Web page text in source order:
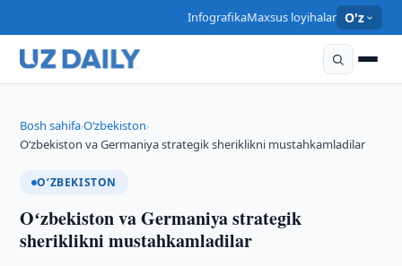
InfografikaMaxsus loyihalar O'z
Bosh sahifa›O‘zbekiston›
Oʻzbekiston va Germaniya strategik sheriklikni mustahkamladilar
O‘ZBEKISTON
Oʻzbekiston va Germaniya strategik
sheriklikni mustahkamladilar